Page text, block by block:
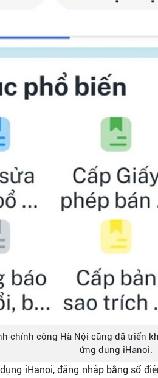
chính công Hà Nội cũng đã triển
ứng dụng iHanoi.
iHanoi, đăng nhập bằng số